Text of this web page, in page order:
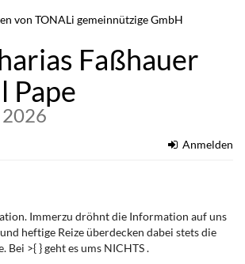
von TONALi gemeinnützige GmbH
Faßhauer
Pape
2026
Anmelden
Immerzu dröhnt die Information auf uns
heftige Reize überdecken dabei stets die
>{ } geht es ums NICHTS .